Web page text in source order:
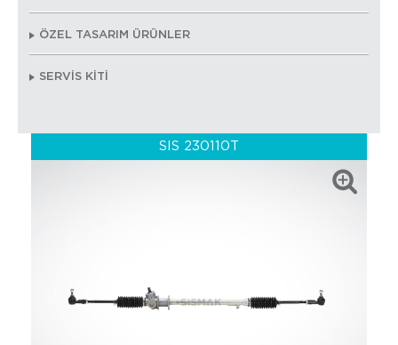
ÖZEL TASARIM ÜRÜNLER
SERVİS KİTİ
SIS 230110T